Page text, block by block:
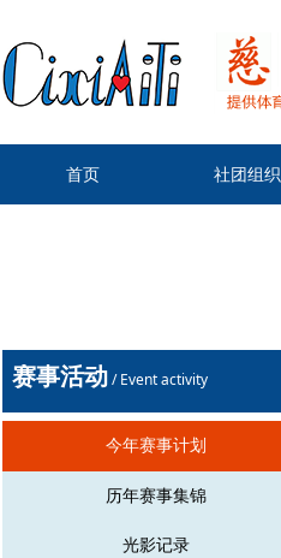
首页 社团组织
赛事活动/ Event activity
今年赛事计划
历年赛事集锦
光影记录